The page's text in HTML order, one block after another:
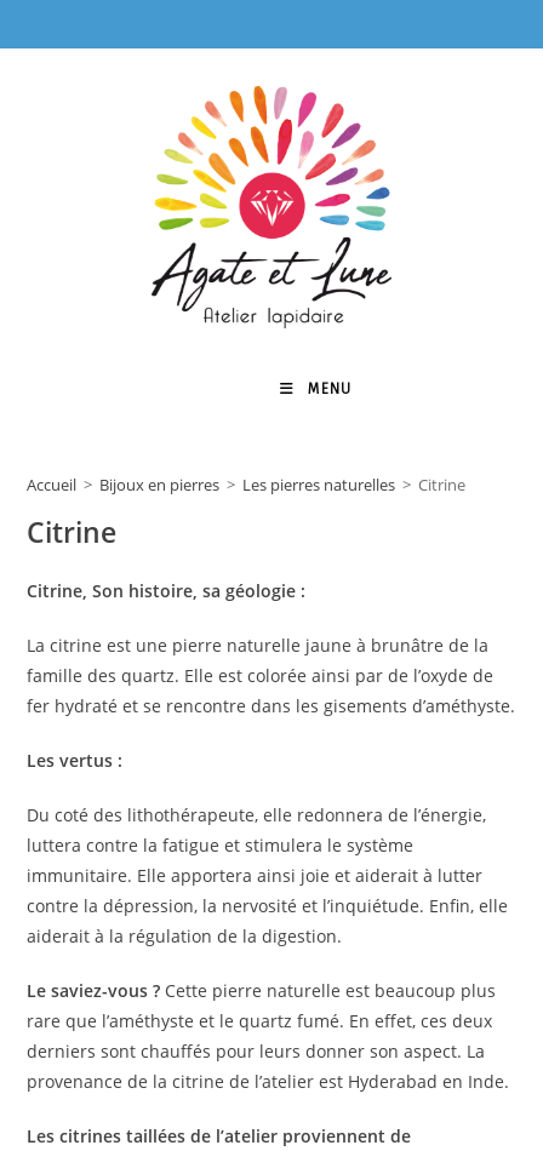
to
MENU
Accueil > Bijoux en pierres > Les pierres naturelles > Citrine
Citrine
Citrine, Son histoire, sa géologie :
La citrine est une pierre naturelle jaune à brunâtre de la
famille des quartz. Elle est colorée ainsi par de l’oxyde de
fer hydraté et se rencontre dans les gisements d’améthyste.
Les vertus :
Du coté des lithothérapeute, elle redonnera de l’énergie,
luttera contre la fatigue et stimulera le système
immunitaire. Elle apportera ainsi joie et aiderait à lutter
contre la dépression, la nervosité et l’inquiétude. Enfin, elle
aiderait à la régulation de la digestion.
Le saviez-vous ? Cette pierre naturelle est beaucoup plus
rare que l’améthyste et le quartz fumé. En effet, ces deux
derniers sont chauffés pour leurs donner son aspect. La
provenance de la citrine de l’atelier est Hyderabad en Inde.
Les citrines taillées de l’atelier proviennent de